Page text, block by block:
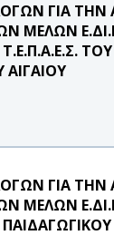
ΓΙΑ ΤΗΝ
ΜΕΛΩΝ
ΤΟΥ
ΓΙΑ ΤΗΝ
ΜΕΛΩΝ